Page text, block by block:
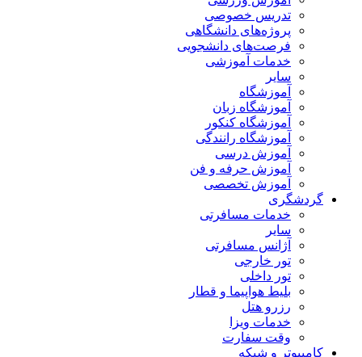
تدریس خصوصی
پروژه‌های دانشگاهی
فرصت‌های دانشجویی
خدمات آموزشی
سایر
آموزشگاه
آموزشگاه زبان
آموزشگاه کنکور
آموزشگاه رانندگی
آموزش درسی
آموزش حرفه و فن
آموزش تخصصی
گردشگری
خدمات مسافرتی
سایر
آژانس مسافرتی
تور خارجی
تور داخلی
بلیط هواپیما و قطار
رزرو هتل
خدمات ویزا
وقت سفارت
کامپیوتر و شبکه